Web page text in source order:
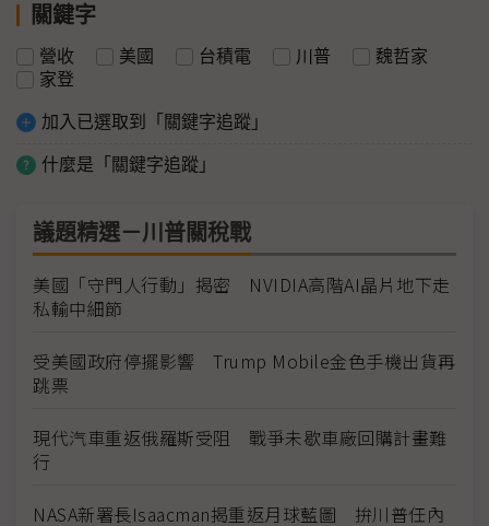
關鍵字
營收 美國 台積電 川普
魏哲家
家登
加入已選取到「關鍵字追蹤」
什麼是「關鍵字追蹤」
議題精選－川普關稅戰
美國「守門人行動」揭密 NVIDIA高階AI晶片地下走
私輸中細節
受美國政府停擺影響 Trump Mobile金色手機出貨再
跳票
現代汽車重返俄羅斯受阻 戰爭未歇車廠回購計畫難
行
NASA新署長Isaacman揭重返月球藍圖 拚川普任內